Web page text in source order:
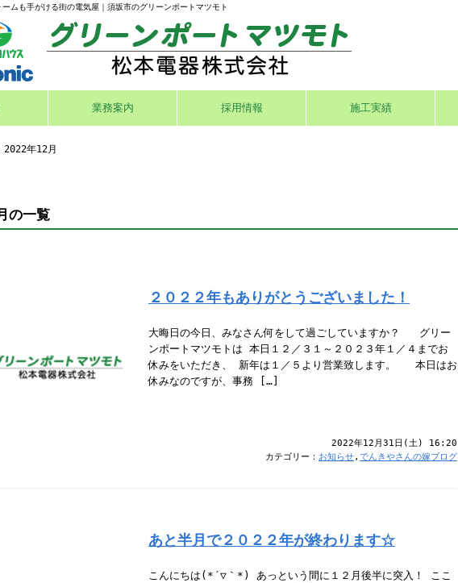
も手がける街の電気屋｜須坂市のグリーンポートマツモト
業務案内 採用情報 施工実績
年12月
の一覧
２０２２年もありがとうございました！
大晦日の今日、みなさん何をして過ごしていますか？ グリー
ンポートマツモトは 本日１２／３１～２０２３年１／４までお
休みをいただき、 新年は１／５より営業致します。 本日はお
休みなのですが、事務 […]
2022年12月31日(土) 16:20
カテゴリー： お知らせ, でんきやさんの嫁ブログ
あと半月で２０２２年が終わります☆
こんにちは(*´▽｀*) あっという間に１２月後半に突入！ ここ